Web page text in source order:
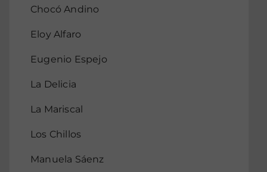
Chocó Andino
Eloy Alfaro
Eugenio Espejo
La Delicia
La Mariscal
Los Chillos
Manuela Sáenz